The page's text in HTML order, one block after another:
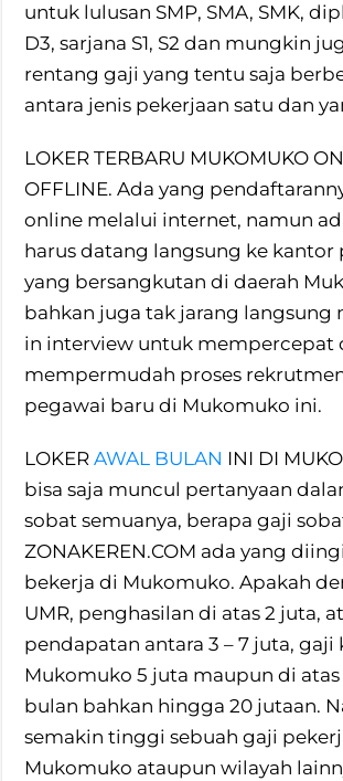
untuk lulusan SMP, SMA, SMK,
D3, sarjana S1, S2 dan mungkin
rentang gaji yang tentu saja
antara jenis pekerjaan satu dan
LOKER TERBARU MUKOMUKO
OFFLINE. Ada yang
online melalui internet, namun
harus datang langsung ke kantor
yang bersangkutan di daerah
bahkan juga tak jarang langsung
in interview untuk mempercepat
mempermudah proses
pegawai baru di Mukomuko ini.
LOKERAWAL BULAN INI DI
bisa saja muncul pertanyaan
sobat semuanya, berapa gaji
ZONAKEREN.COM ada yang
bekerja di Mukomuko. Apakah
UMR, penghasilan di atas 2 juta,
pendapatan antara 3 – 7 juta, gaji
Mukomuko 5 juta maupun di atas
bulan bahkan hingga 20 jutaan.
semakin tinggi sebuah gaji
Mukomuko ataupun wilayah